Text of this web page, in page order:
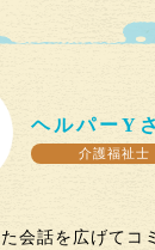
ヘルパーY
介護福祉士
会話を広げてコ